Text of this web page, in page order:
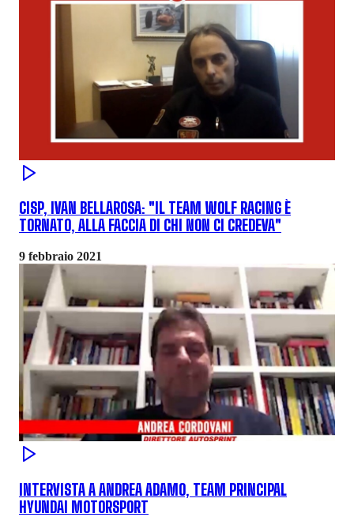
CISP, IVAN BELLAROSA: "IL TEAM WOLF RACING È
TORNATO, ALLA FACCIA DI CHI NON CI CREDEVA"
9 febbraio 2021
INTERVISTA A ANDREA ADAMO, TEAM PRINCIPAL
HYUNDAI MOTORSPORT